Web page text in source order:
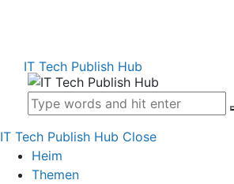
IT Tech Publish Hub
IT Tech Publish Hub Close
Heim
Themen